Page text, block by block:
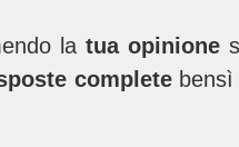
la tua opinione
complete